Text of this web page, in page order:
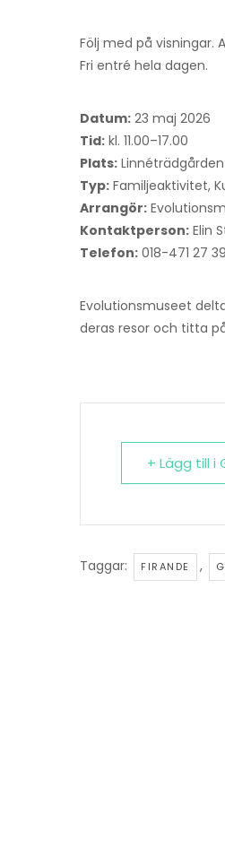
Följ med på visningar.
Fri entré hela dagen.
Datum: 23 maj 2026
Tid: kl. 11.00–17.00
Plats: Linnéträdgården
Typ: Familjeaktivitet,
Arrangör:
Kontaktperson: Elin
Telefon: 018-471 27 39
Evolutionsmuseet
deras resor och titta
+ Lägg till i
Taggar: FIRANDE ,